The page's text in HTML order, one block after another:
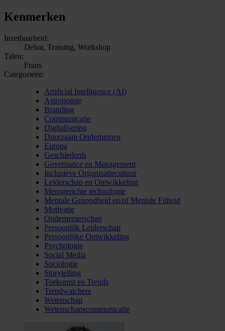
Kenmerken
Inzetbaarheid:
Debat, Training, Workshop
Talen:
Frans
Categorieën:
Artificial Intelligence (AI)
Astronomie
Branding
Communicatie
Digitalisering
Duurzaam Ondernemen
Europa
Geschiedenis
Governance en Management
Inclusieve Organisatiecultuur
Leiderschap en Ontwikkeling
Mensgerichte technologie
Mentale Gezondheid en/of Mentale Fitheid
Motivatie
Ondernemerschap
Persoonlijk Leiderschap
Persoonlijke Ontwikkeling
Psychologie
Social Media
Sociologie
Storytelling
Toekomst en Trends
Trendwatchers
Wetenschap
Wetenschapscommunicatie